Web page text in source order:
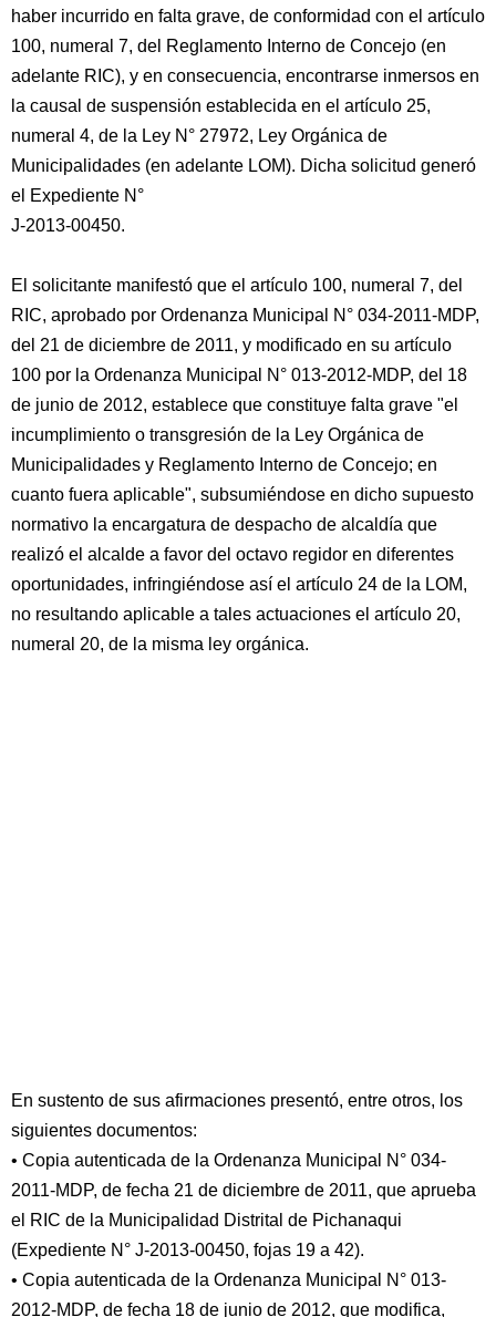
haber incurrido en falta grave, de conformidad con el artículo
100, numeral 7, del Reglamento Interno de Concejo (en
adelante RIC), y en consecuencia, encontrarse inmersos en
la causal de suspensión establecida en el artículo 25,
numeral 4, de la Ley N° 27972, Ley Orgánica de
Municipalidades (en adelante LOM). Dicha solicitud generó
el Expediente N°
J-2013-00450.
El solicitante manifestó que el artículo 100, numeral 7, del
RIC, aprobado por Ordenanza Municipal N° 034-2011-MDP,
del 21 de diciembre de 2011, y modificado en su artículo
100 por la Ordenanza Municipal N° 013-2012-MDP, del 18
de junio de 2012, establece que constituye falta grave "el
incumplimiento o transgresión de la Ley Orgánica de
Municipalidades y Reglamento Interno de Concejo; en
cuanto fuera aplicable", subsumiéndose en dicho supuesto
normativo la encargatura de despacho de alcaldía que
realizó el alcalde a favor del octavo regidor en diferentes
oportunidades, infringiéndose así el artículo 24 de la LOM,
no resultando aplicable a tales actuaciones el artículo 20,
numeral 20, de la misma ley orgánica.
En sustento de sus afirmaciones presentó, entre otros, los
siguientes documentos:
• Copia autenticada de la Ordenanza Municipal N° 034-
2011-MDP, de fecha 21 de diciembre de 2011, que aprueba
el RIC de la Municipalidad Distrital de Pichanaqui
(Expediente N° J-2013-00450, fojas 19 a 42).
• Copia autenticada de la Ordenanza Municipal N° 013-
2012-MDP, de fecha 18 de junio de 2012, que modifica,